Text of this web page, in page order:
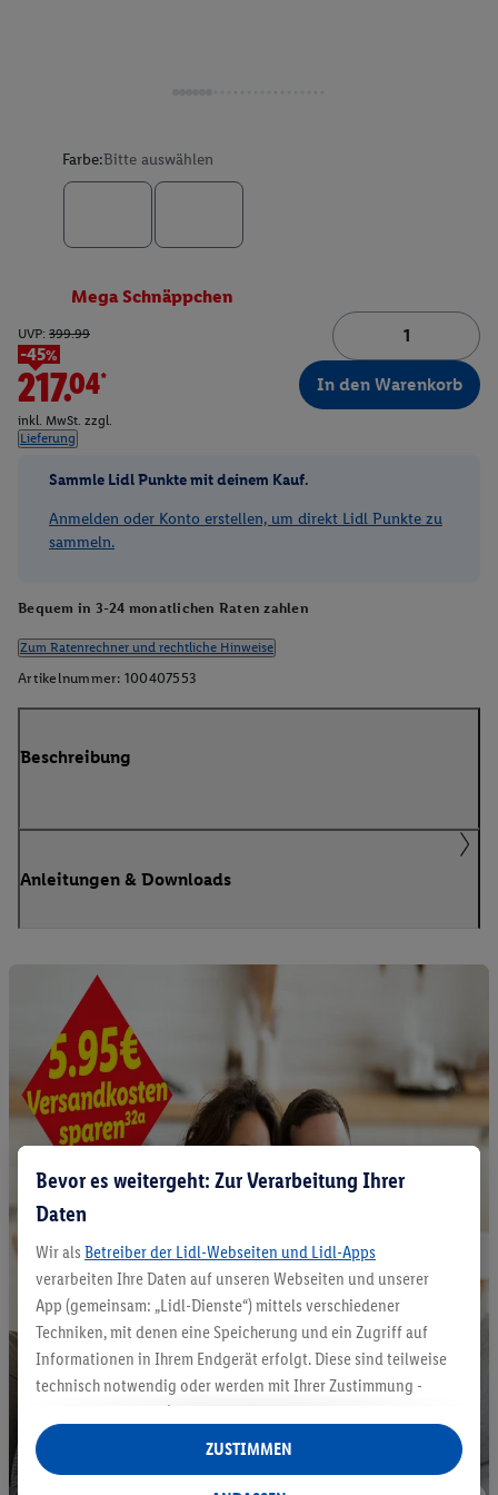
Farbe:Bitte auswählen
Mega Schnäppchen
UVP: 399.99
-45%
217.04*
inkl. MwSt. zzgl.
Lieferung
In den Warenkorb
Sammle Lidl Punkte mit deinem Kauf.
Anmelden oder Konto erstellen, um direkt Lidl Punkte zu
sammeln.
Bequem in 3-24 monatlichen Raten zahlen
Zum Ratenrechner und rechtliche Hinweise
Artikelnummer: 100407553
Beschreibung
Anleitungen & Downloads
Bevor es weitergeht: Zur Verarbeitung Ihrer
Daten
Wir als Betreiber der Lidl-Webseiten und Lidl-Apps
verarbeiten Ihre Daten auf unseren Webseiten und unserer
App (gemeinsam: „Lidl-Dienste“) mittels verschiedener
Techniken, mit denen eine Speicherung und ein Zugriff auf
Informationen in Ihrem Endgerät erfolgt. Diese sind teilweise
technisch notwendig oder werden mit Ihrer Zustimmung -
auch durch Partner (u.a.
Verantwortliche; im Zusammenhang mit dem IAB TCF
insgesamt
ZUSTIMMEN